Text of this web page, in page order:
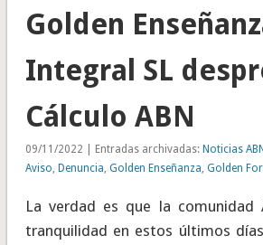
Golden
Integral SL
Cálculo ABN
09/11/2022 | Entradas archivadas: Noticias ABN
Aviso, Denuncia, Golden Enseñanza, Golden
La verdad es que la comunidad
tranquilidad en estos últimos